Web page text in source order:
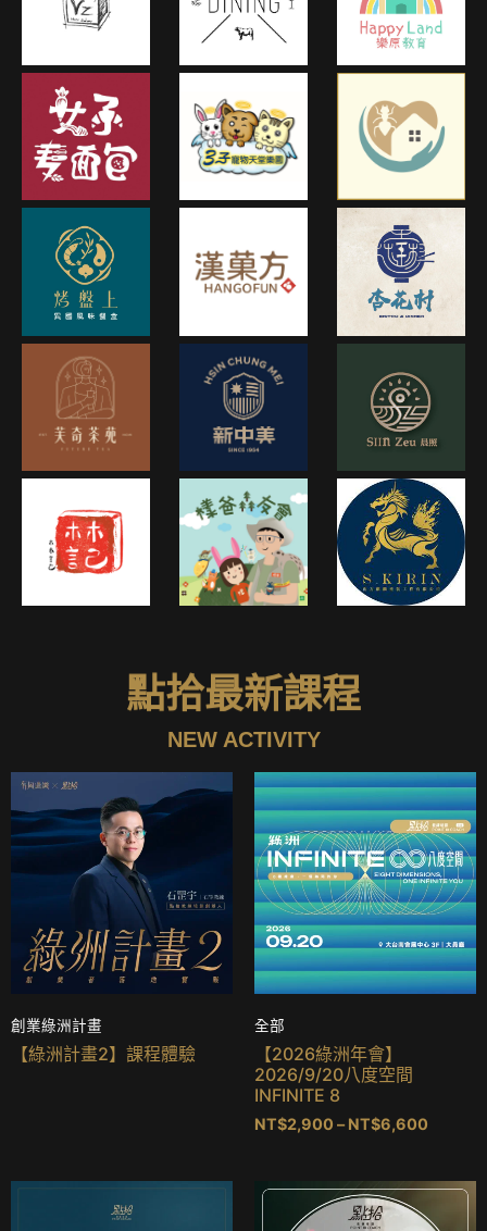
點拾最新課程
NEW ACTIVITY
創業綠洲計畫
【綠洲計畫2】課程體驗
全部
【2026綠洲年會】
2026/9/20八度空間
INFINITE 8
NT$2,900 – NT$6,600